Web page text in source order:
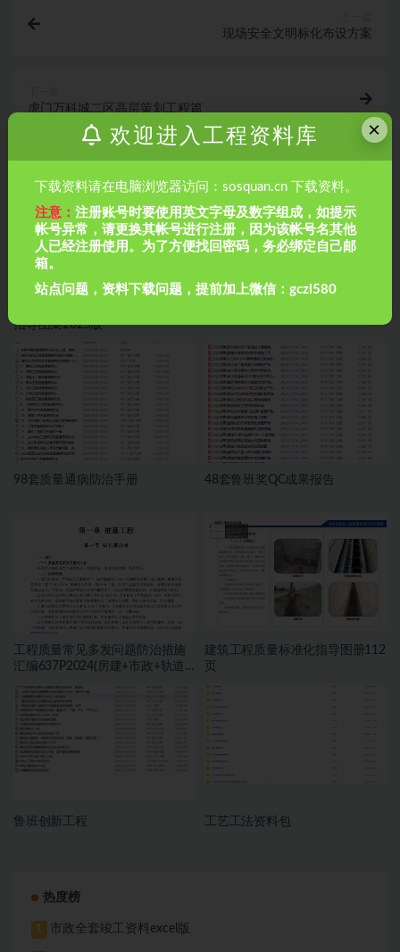
现场安全文明标化布设方案
虎门万科城二区高层策划工程篇
指导图集2025版
98套质量通病防治手册 48套鲁班奖QC成果报告
工程质量常见多发问题防治措施
汇编637P2024(房建+市政+轨道)
建筑工程质量标准化指导图册112
页
鲁班创新工程 工艺工法资料包
热度榜
1 市政全套竣工资料excel版
×
欢迎进入工程资料库
下载资料请在电脑浏览器访问：sosquan.cn 下载资料。
注意：注册账号时要使用英文字母及数字组成，如提示
帐号异常，请更换其帐号进行注册，因为该帐号名其他
人已经注册使用。为了方便找回密码，务必绑定自己邮
箱。
站点问题，资料下载问题，提前加上微信：gczl580